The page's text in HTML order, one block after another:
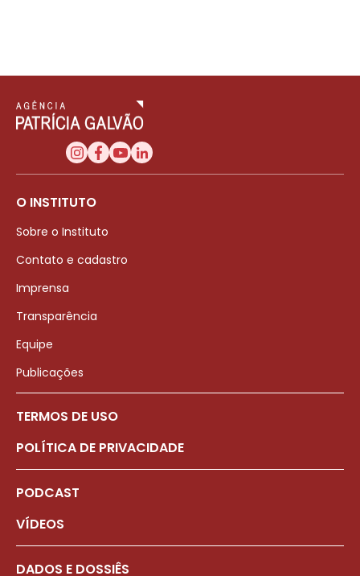
O INSTITUTO
Sobre o Instituto
Contato e cadastro
Imprensa
Transparência
Equipe
Publicações
TERMOS DE USO
POLÍTICA DE PRIVACIDADE
PODCAST
VÍDEOS
DADOS E DOSSIÊS